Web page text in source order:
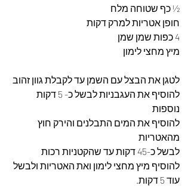
½ כף שטוחה מלח
חופן אטריות למרק דקות
4 כפות שמן שמן
מיץ מחצי לימון
לטגן את הבצל עם השמן עד לקבלת גוון זהוב
להוסיף את העגבניות לבשל כ- 5 דקות
נוספות
להוסיף את המים התבלנים והירק חוץ
מהאטריות
לבשל כ-45 דקות עד שהקטניות רכות
להוסיף מיץ מחצי לימון ואת האטריות ולבשל
עוד 5 דקות.